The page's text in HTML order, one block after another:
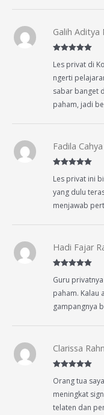
of 5
Galih Aditya
Les privat di
ngerti
sabar banget
paham, jadi
of 5
Fadila
Les privat ini
yang dulu
menjawab
of 5
Hadi Fajar
Guru
paham. Kalau
gampangnya
of 5
Clarissa
Orang tua
meningkat
telaten dan